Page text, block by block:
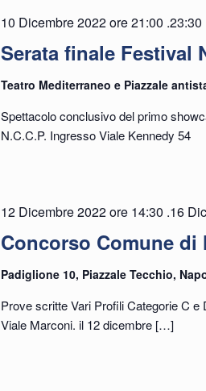
Serata finale Festival
10 Dicembre 2022 ore 21:00 .23:30
Teatro Mediterraneo e Piazzale
Spettacolo conclusivo del primo
N.C.C.P. Ingresso Viale Kennedy 54
Concorso Comune di
12 Dicembre 2022 ore 14:30 .16
Padiglione 10, Piazzale Tecchio,
Prove scritte Vari Profili Categorie C
Viale Marconi. il 12 dicembre[…]